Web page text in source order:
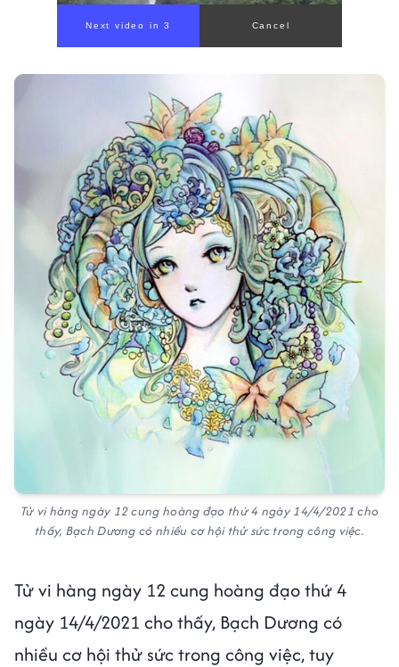
Next video in 1 Cancel
Tử vi hàng ngày 12 cung hoàng đạo thứ 4 ngày 14/4/2021 cho
thấy, Bạch Dương có nhiều cơ hội thử sức trong công việc.
Tử vi hàng ngày 12 cung hoàng đạo thứ 4
ngày 14/4/2021 cho thấy, Bạch Dương có
nhiều cơ hội thử sức trong công việc, tuy